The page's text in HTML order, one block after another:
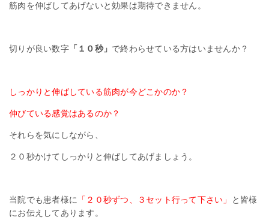
筋肉を伸ばしてあげないと効果は期待できません。
切りが良い数字「１０秒」 で終わらせている方はいませんか？
しっかりと伸ばしている筋肉が今どこかのか？
伸びている感覚はあるのか？
それらを気にしながら、
２０秒かけてしっかりと伸ばしてあげましょう。
当院でも患者様に 「２０秒ずつ、３セット行って下さい」
と皆様
にお伝えしてあります。